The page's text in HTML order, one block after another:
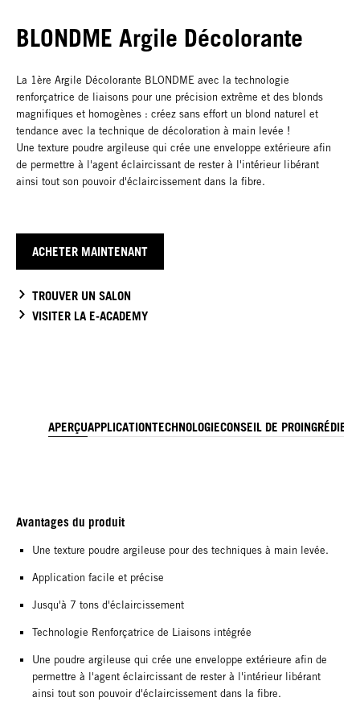
BLONDME Argile Décolorante
La 1ère Argile Décolorante BLONDME avec la technologie
renforçatrice de liaisons pour une précision extrême et des blonds
magnifiques et homogènes : créez sans effort un blond naturel et
tendance avec la technique de décoloration à main levée !
Une texture poudre argileuse qui crée une enveloppe extérieure afin
de permettre à l'agent éclaircissant de rester à l'intérieur libérant
ainsi tout son pouvoir d'éclaircissement dans la fibre.
ACHETER MAINTENANT
TROUVER UN SALON
VISITER LA E-ACADEMY
APERÇUAPPLICATIONTECHNOLOGIECONSEIL DE PRO
Avantages du produit
Une texture poudre argileuse pour des techniques à main levée.
Application facile et précise
Jusqu'à 7 tons d'éclaircissement
Technologie Renforçatrice de Liaisons intégrée
Une poudre argileuse qui crée une enveloppe extérieure afin de
permettre à l'agent éclaircissant de rester à l'intérieur libérant
ainsi tout son pouvoir d'éclaircissement dans la fibre.